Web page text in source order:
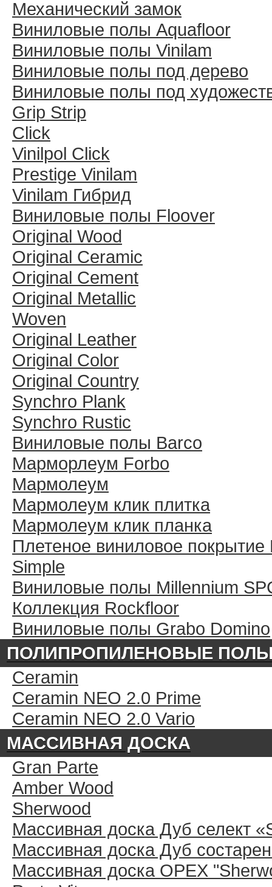
Механический замок
Виниловые полы Aquafloor
Виниловые полы Vinilam
Виниловые полы под дерево
Виниловые полы под
Grip Strip
Click
Vinilpol Click
Prestige Vinilam
Vinilam Гибрид
Виниловые полы Floover
Original Wood
Original Ceramic
Original Cement
Original Metallic
Woven
Original Leather
Original Color
Original Country
Synchro Plank
Synchro Rustic
Виниловые полы Barco
Марморлеум Forbo
Мармолеум
Мармолеум клик плитка
Мармолеум клик планка
Плетеное виниловое покрытие
Simple
Виниловые полы Millennium
Коллекция Rockfloor
Виниловые полы Grabo Domino
ПОЛИПРОПИЛЕНОВЫЕ
Ceramin
Ceramin NEO 2.0 Prime
Ceramin NEO 2.0 Vario
МАССИВНАЯ ДОСКА
Gran Parte
Amber Wood
Sherwood
Массивная доска Дуб селект
Массивная доска Дуб
Массивная доска ОРЕХ